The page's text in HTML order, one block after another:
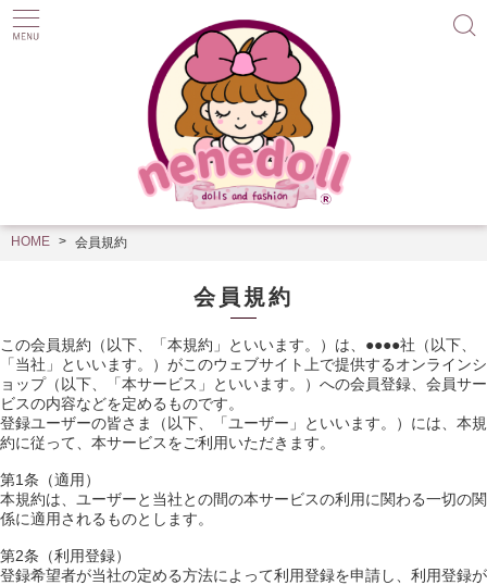
HOME 会員規約
会員規約
この会員規約（以下、「本規約」といいます。）は、●●●●社（以下、
「当社」といいます。）がこのウェブサイト上で提供するオンラインシ
ョップ（以下、「本サービス」といいます。）への会員登録、会員サー
ビスの内容などを定めるものです。
登録ユーザーの皆さま（以下、「ユーザー」といいます。）には、本規
約に従って、本サービスをご利用いただきます。
第1条（適用）
本規約は、ユーザーと当社との間の本サービスの利用に関わる一切の関
係に適用されるものとします。
第2条（利用登録）
登録希望者が当社の定める方法によって利用登録を申請し、利用登録が